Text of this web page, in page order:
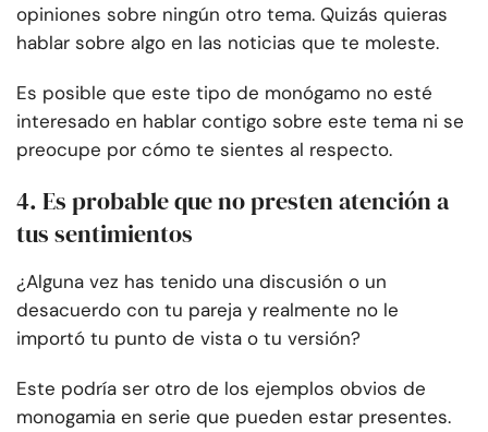
opiniones sobre ningún otro tema. Quizás quieras
hablar sobre algo en las noticias que te moleste.
Es posible que este tipo de monógamo no esté
interesado en hablar contigo sobre este tema ni se
preocupe por cómo te sientes al respecto.
4. Es probable que no presten atención a
tus sentimientos
¿Alguna vez has tenido una discusión o un
desacuerdo con tu pareja y realmente no le
importó tu punto de vista o tu versión?
Este podría ser otro de los ejemplos obvios de
monogamia en serie que pueden estar presentes.